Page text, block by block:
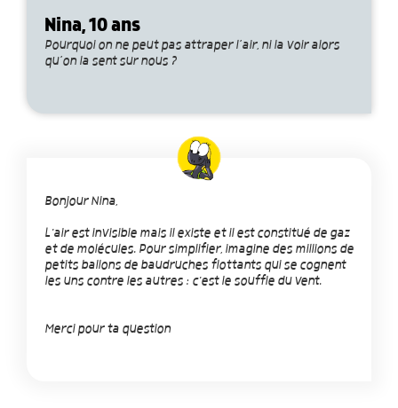
Nina, 10 ans
Pourquoi on ne peut pas attraper l’air, ni la voir alors
qu’on la sent sur nous ?
Bonjour Nina,
L'air est invisible mais il existe et il est constitué de gaz
et de molécules. Pour simplifier, imagine des millions de
petits ballons de baudruches flottants qui se cognent
les uns contre les autres : c'est le souffle du vent.
Merci pour ta question